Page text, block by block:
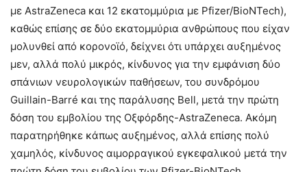
με AstraZeneca και 12 εκατομμύρια με Pfizer/BioNTech),
καθώς επίσης σε δύο εκατομμύρια ανθρώπους που είχαν
μολυνθεί από κορονοϊό, δείχνει ότι υπάρχει αυξημένος
μεν, αλλά πολύ μικρός, κίνδυνος για την εμφάνιση δύο
σπάνιων νευρολογικών παθήσεων, του συνδρόμου
Guillain-Barré και της παράλυσης Bell, μετά την πρώτη
δόση του εμβολίου της Οξφόρδης-AstraZeneca. Ακόμη
παρατηρήθηκε κάπως αυξημένος, αλλά επίσης πολύ
χαμηλός, κίνδυνος αιμορραγικού εγκεφαλικού μετά την